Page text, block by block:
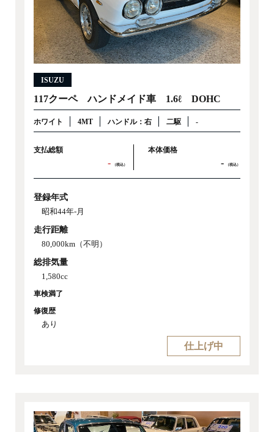
ISUZU
117クーペ ハンドメイド車 1.6ℓ DOHC
ホワイト 4MT ハンドル：右 二駆 -
支払総額
- （税込）
本体価格
- （税込）
登録年式
昭和44年-月
走行距離
80,000km（不明）
総排気量
1,580cc
車検満了
修復歴
あり
仕上げ中